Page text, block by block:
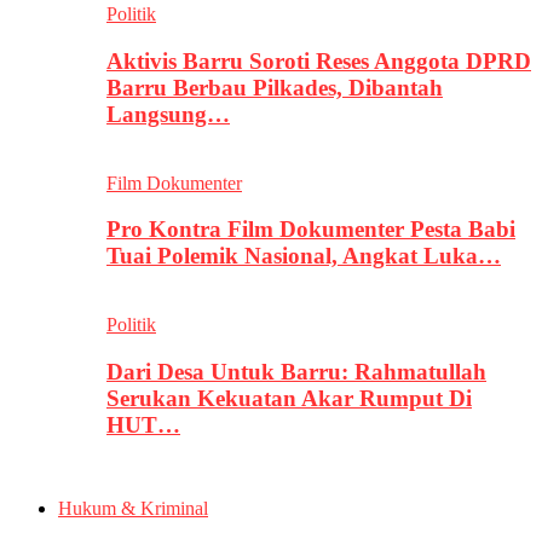
Politik
Aktivis Barru Soroti Reses Anggota DPRD
Barru Berbau Pilkades, Dibantah
Langsung…
Film Dokumenter
Pro Kontra Film Dokumenter Pesta Babi
Tuai Polemik Nasional, Angkat Luka…
Politik
Dari Desa Untuk Barru: Rahmatullah
Serukan Kekuatan Akar Rumput Di
HUT…
Hukum & Kriminal